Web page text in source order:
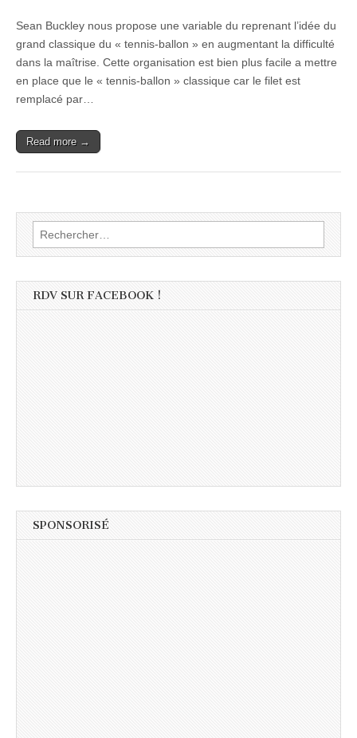
Sean Buckley nous propose une variable du reprenant l’idée du
grand classique du « tennis-ballon » en augmentant la difficulté
dans la maîtrise. Cette organisation est bien plus facile a mettre
en place que le « tennis-ballon » classique car le filet est
remplacé par…
Read more →
Rechercher :
RDV SUR FACEBOOK !
SPONSORISÉ